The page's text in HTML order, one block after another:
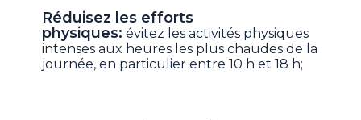
Réduisez les efforts
physiques: évitez les activités physiques
intenses aux heures les plus chaudes de la
journée, en particulier entre 10 h et 18 h;